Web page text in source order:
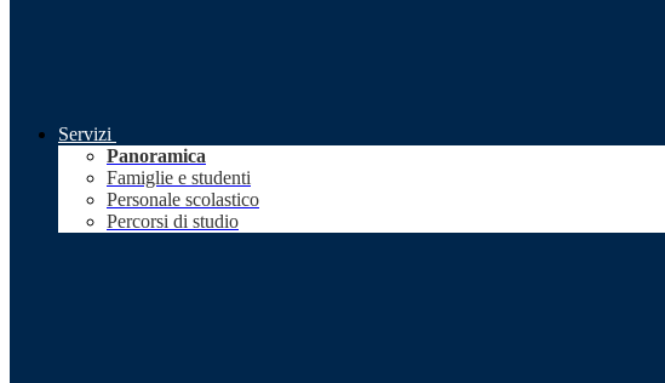
Servizi
Panoramica
Famiglie e studenti
Personale scolastico
Percorsi di studio